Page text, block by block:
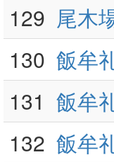
129 尾木
130 飯牟
131 飯牟
132 飯牟